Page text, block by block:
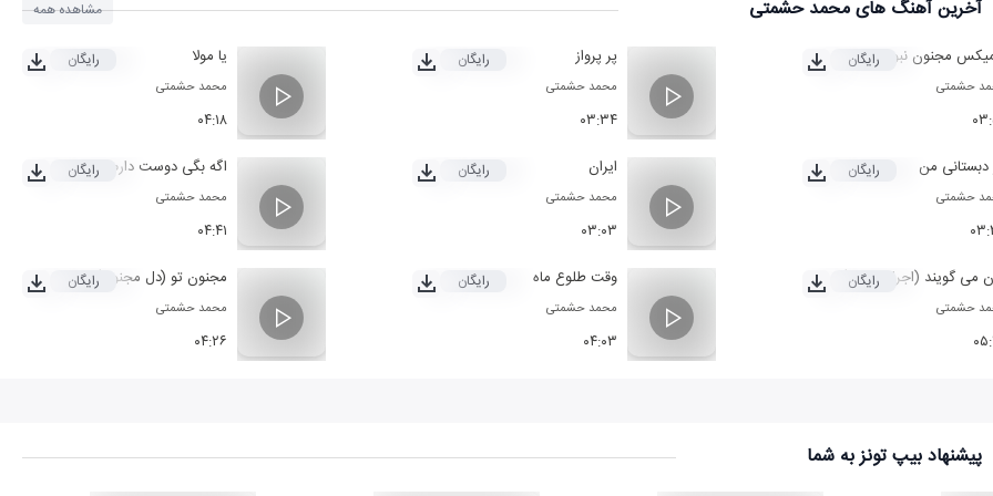
آخرین آهنگ های محمد حشمتی مشاهده همه
مجنون نبودم
حشمتی
رایگان پر پرواز
محمد حشمتی
۰۳:۳۴
رایگان یا مولا
محمد حشمتی
۰۴:۱۸
رایگان
دبستانی من
حشمتی
رایگان ایران
محمد حشمتی
۰۳:۰۳
رایگان اگه بگی دوست دارم
محمد حشمتی
۰۴:۴۱
رایگان
می گویند (اجرای جدید)
حشمتی
رایگان وقت طلوع ماه
محمد حشمتی
۰۴:۰۳
رایگان مجنون تو (دل مجنون)
محمد حشمتی
۰۴:۲۶
رایگان
پیشنهاد بیپ تونز به شما